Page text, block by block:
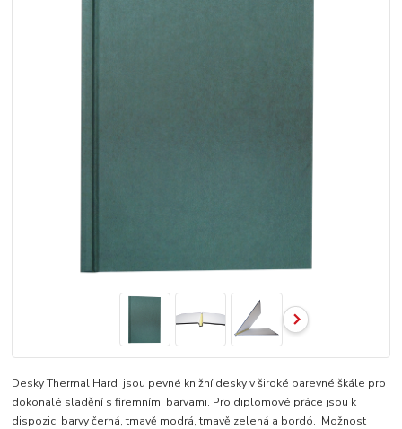
Desky Thermal Hard jsou pevné knižní desky v široké barevné škále pro
dokonalé sladění s firemními barvami. Pro diplomové práce jsou k
dispozici barvy černá, tmavě modrá, tmavě zelená a bordó. Možnost